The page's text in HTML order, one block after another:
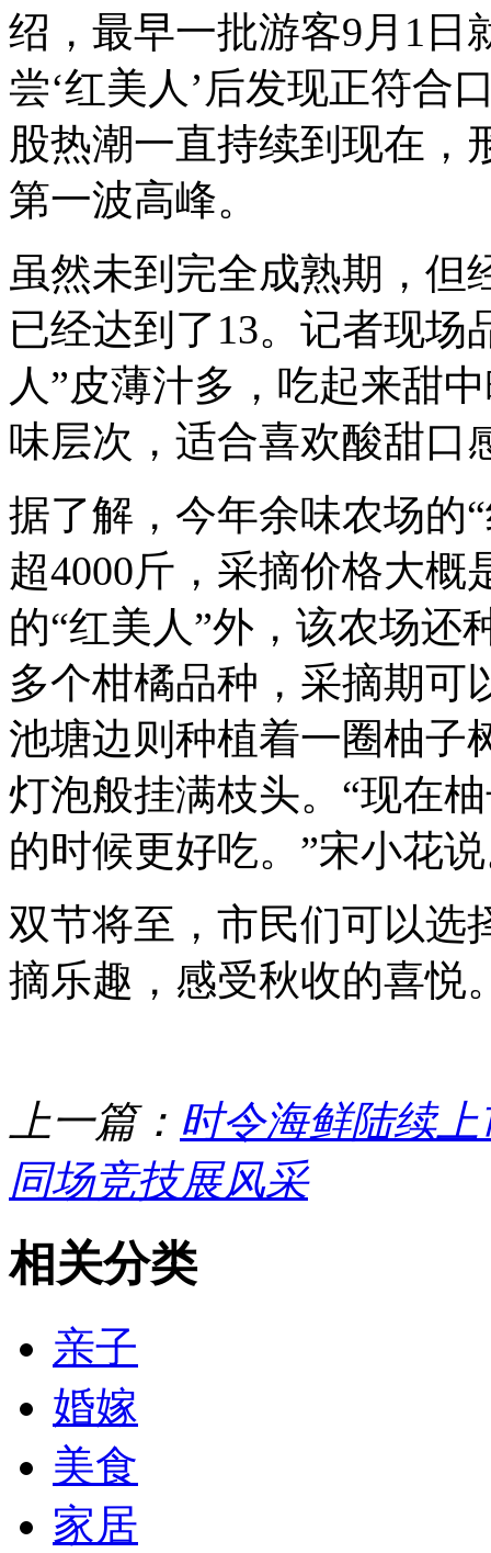
绍，最早一批游客9月1日
尝‘红美人’后发现正符合
股热潮一直持续到现在，
第一波高峰。
虽然未到完全成熟期，但
已经达到了13。记者现场
人”皮薄汁多，吃起来甜
味层次，适合喜欢酸甜口
据了解，今年余味农场的
超4000斤，采摘价格大概
的“红美人”外，该农场还
多个柑橘品种，采摘期可
池塘边则种植着一圈柚子
灯泡般挂满枝头。“现在
的时候更好吃。”宋小花
双节将至，市民们可以选
摘乐趣，感受秋收的喜悦
上一篇： 时令海鲜陆续
同场竞技展风采
相关分类
亲子
婚嫁
美食
家居